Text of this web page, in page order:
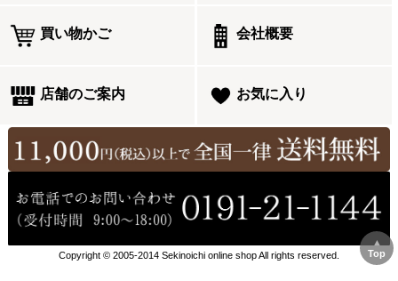
▲
Top
買い物かご 会社概要
店舗のご案内 お気に入り
Copyright © 2005-2014 Sekinoichi online shop All rights reserved.